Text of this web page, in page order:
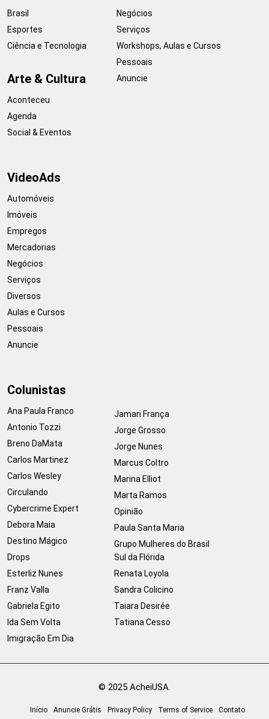
Brasil
Esportes
Ciência e Tecnologia
Arte & Cultura
Aconteceu
Agenda
Social & Eventos
Negócios
Serviços
Workshops, Aulas e Cursos
Pessoais
Anuncie
VideoAds
Automóveis
Imóveis
Empregos
Mercadorias
Negócios
Serviços
Diversos
Aulas e Cursos
Pessoais
Anuncie
Colunistas
Ana Paula Franco
Antonio Tozzi
Breno DaMata
Carlos Martinez
Carlos Wesley
Circulando
Cybercrime Expert
Debora Maia
Destino Mágico
Drops
Esterliz Nunes
Franz Valla
Gabriela Egito
Ida Sem Volta
Imigração Em Dia
Jamari França
Jorge Grosso
Jorge Nunes
Marcus Coltro
Marina Elliot
Marta Ramos
Opinião
Paula Santa Maria
Grupo Mulheres do Brasil
Sul da Flórida
Renata Loyola
Sandra Colicino
Taiara Desirée
Tatiana Cesso
© 2025 AcheiUSA.
Início Anuncie Grátis Privacy Policy Terms of Service Contato